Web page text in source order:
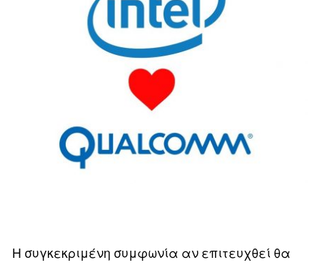
Η συγκεκριμένη συμφωνία αν επιτευχθεί θα